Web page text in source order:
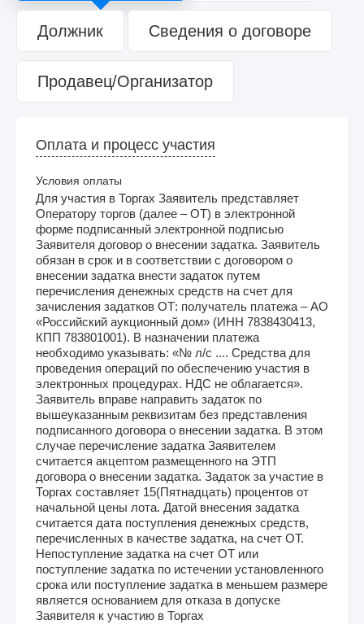
Должник Сведения о договоре
Продавец/Организатор
Оплата и процесс участия
Условия оплаты
Для участия в Торгах Заявитель представляет
Оператору торгов (далее – ОТ) в электронной
форме подписанный электронной подписью
Заявителя договор о внесении задатка. Заявитель
обязан в срок и в соответствии с договором о
внесении задатка внести задаток путем
перечисления денежных средств на счет для
зачисления задатков ОТ: получатель платежа – АО
«Российский аукционный дом» (ИНН 7838430413,
КПП 783801001). В назначении платежа
необходимо указывать: «№ л/с .... Средства для
проведения операций по обеспечению участия в
электронных процедурах. НДС не облагается».
Заявитель вправе направить задаток по
вышеуказанным реквизитам без представления
подписанного договора о внесении задатка. В этом
случае перечисление задатка Заявителем
считается акцептом размещенного на ЭТП
договора о внесении задатка. Задаток за участие в
Торгах составляет 15(Пятнадцать) процентов от
начальной цены лота. Датой внесения задатка
считается дата поступления денежных средств,
перечисленных в качестве задатка, на счет ОТ.
Непоступление задатка на счет ОТ или
поступление задатка по истечении установленного
срока или поступление задатка в меньшем размере
является основанием для отказа в допуске
Заявителя к участию в Торгах